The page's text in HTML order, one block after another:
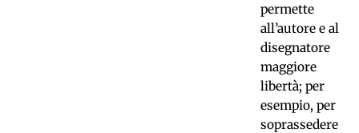
permette
all’autore e al
disegnatore
maggiore
libertà; per
esempio, per
soprassedere